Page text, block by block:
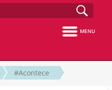
MENU
#Acontece